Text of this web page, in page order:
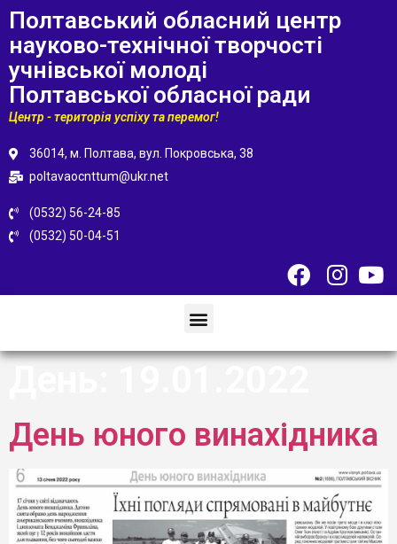
Полтавський обласний центр
науково-технічної творчості
учнівської молоді
Полтавської обласної ради
Центр - територія успіху та перемог!
36014, м. Полтава, вул. Покровська, 38
poltavaocnttum@ukr.net
(0532) 56-24-85
(0532) 50-04-51
День юного винахідника